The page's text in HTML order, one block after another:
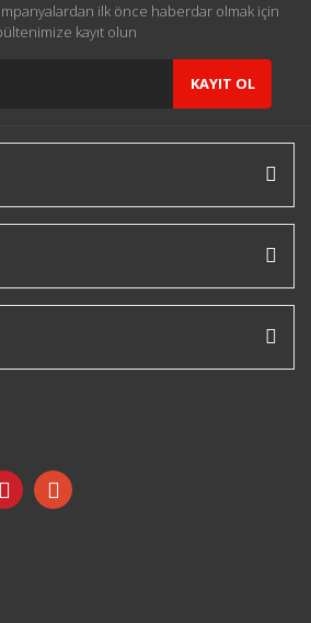
ilk önce haberdar olmak için
kayıt olun
KAYIT OL